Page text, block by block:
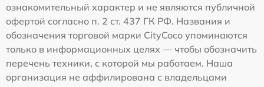
ознакомительный характер и не являются публичной
офертой согласно п. 2 ст. 437 ГК РФ. Названия и
обозначения торговой марки CityCoco упоминаются
только в информационных целях — чтобы обозначить
перечень техники, с которой мы работаем. Наша
организация не аффилирована с владельцами